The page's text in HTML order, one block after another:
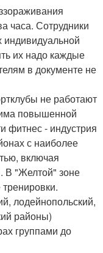
часа. Сотрудники
индивидуальной
их надо каждые
в документе не
не работают
повышенной
фитнес - индустрия
с наиболее
включая
В "Желтой" зоне
лодейнопольский,
районы)
группами до